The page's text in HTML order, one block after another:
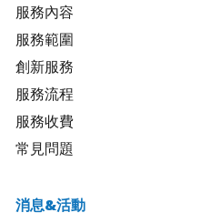
服務內容
服務範圍
創新服務
服務流程
服務收費
常見問題
消息&活動